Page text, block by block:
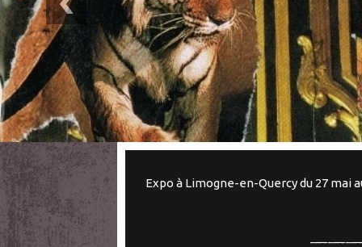
Expo à Limogne-en-Quercy du 27 mai